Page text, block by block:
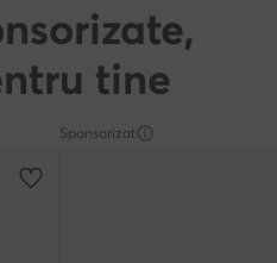
tine
Sponsorizat